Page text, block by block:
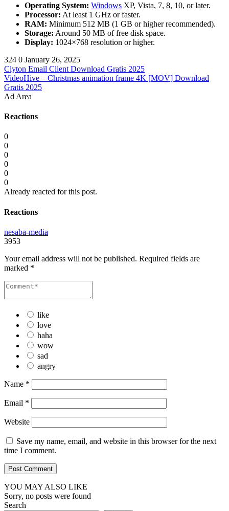
Operating System: Windows XP, Vista, 7, 8, 10, or later.
Processor: At least 1 GHz or faster.
RAM: Minimum 512 MB (1 GB or higher recommended).
Storage: Around 50 MB of free disk space.
Display: 1024×768 resolution or higher.
324 0 January 26, 2025
Clyton Email Client Download Gratis 2025
VideoHive – Christmas animation frame 4K [MOV] Download
Gratis 2025
Ad Area
Reactions
0
0
0
0
0
0
Already reacted for this post.
Reactions
nesaba-media
3953
Your email address will not be published. Required fields are
marked *
like
love
haha
wow
sad
angry
Name *
Email *
Website
Save my name, email, and website in this browser for the next
time I comment.
YOU MAY ALSO LIKE
Sorry, no posts were found
Search